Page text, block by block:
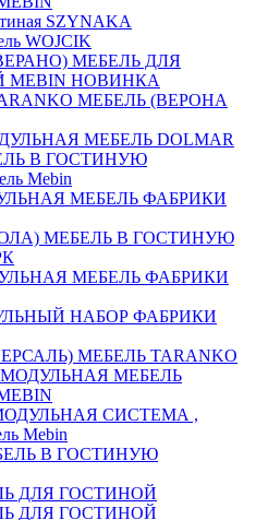
SZYNAKA
WOJCIK
МЕБЕЛЬ ДЛЯ
MEBIN НОВИНКА
МЕБЕЛЬ (ВЕРОНА
МЕБЕЛЬ DOLMAR
В ГОСТИНУЮ
Mebin
МЕБЕЛЬ ФАБРИКИ
МЕБЕЛЬ В ГОСТИНУЮ
МЕБЕЛЬ ФАБРИКИ
НАБОР ФАБРИКИ
МЕБЕЛЬ TARANKO
МОДУЛЬНАЯ МЕБЕЛЬ
СИСТЕМА ,
Mebin
В ГОСТИНУЮ
ДЛЯ ГОСТИНОЙ
ДЛЯ ГОСТИНОЙ